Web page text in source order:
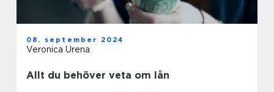
Allt du behöver veta om lån
08. september 2024
Veronica Urena